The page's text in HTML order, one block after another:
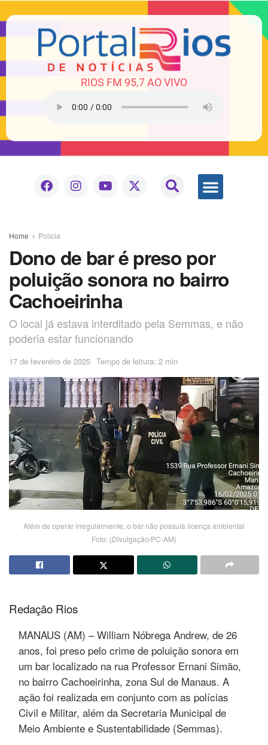
RIOS FM 95,7 AO VIVO
Home Polícia
Dono de bar é preso por
poluição sonora no bairro
Cachoeirinha
O local já estava interditado pela Semmas, e não
poderia estar funcionando
17 de fevereiro de 2025 Tempo de leitura: 2 min
Além de operar irregularmente, o bar não possuía licença ambiental
Foto: (Divulgação/PC-AM)
Redação Rios
MANAUS (AM) – William Nóbrega Andrew, de 26
anos, foi preso pelo crime de poluição sonora em
um bar localizado na rua Professor Ernani Simão,
no bairro Cachoeirinha, zona Sul de Manaus. A
ação foi realizada em conjunto com as polícias
Civil e Militar, além da Secretaria Municipal de
Meio Ambiente e Sustentabilidade (Semmas).